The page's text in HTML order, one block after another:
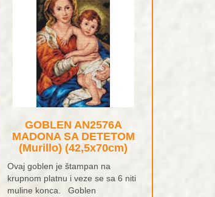
GOBLEN AN2576A
MADONA SA DETETOM
(Murillo) (42,5x70cm)
Ovaj goblen je štampan na
krupnom platnu i veze se sa 6 niti
muline konca. Goblen